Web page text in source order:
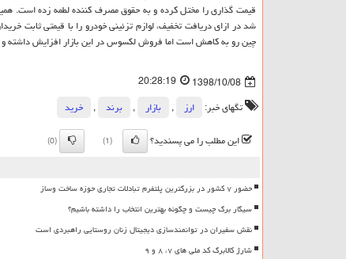
قیمت گذاری را مختل كرده و به حقوق مصرف كننده لطمه زده است.
شد در ازای دریافت تخفیف، لوازم تزئینی خودرو را با قیمتی ثابت
چین رو به كاهش است اما فروش لكسوس در این بازار افزایش داشته و در ۱۱ ماه ابتدایی امسال با ۲۱ درصد جهش به ۱۸۰۲۰۰ خودرو
1398/10/08
20:28:19
تگهای خبر:
ارز , بازار , برند ,
خرید
این مطلب را می پسندید؟
(1)
(0)
حضور ۷ کشور در بزرگترین پلتفرم تبادلات تجاری حوزه ساخت وساز
سیگار برگ چیست و چگونه بهترین انتخاب را داشته باشیم؟
نقش سفیران در توانمندسازی دیجیتال زنان روستایی راهبردی است
شارژ کالابرگ کد ملی های ۷، ۸ و ۹